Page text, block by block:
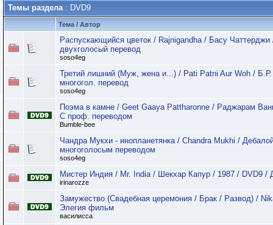
Темы раздела: DVD9
Тема / Автор
Распускающийся цветок / Rajnigandha / Басу
двухголосый перевод
soso4eg
Третий лишний (Муж, жена и...) / Pati Patni Aur Woh /
многогол. перевод
soso4eg
Поэма в камне / Geet Gaaya Pattharonne / Раджарам
С проф. переводом
Bumble-bee
Чандра Мукхи - инопланетянка / Chandra Mukhi /
многоголосым переводом
soso4eg
Мистер Индия / Mr. India / Шекхар Капур / 1987 / DVD9 /
irinarozze
Замужество (Свадебная церемония / Брак / Развод) /
Элегия фильм
василисса